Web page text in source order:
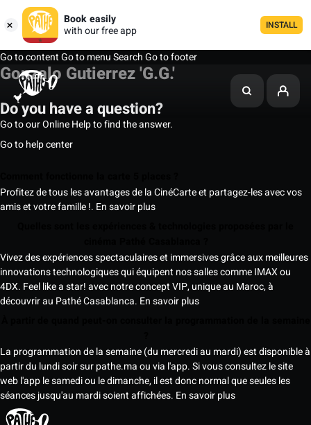
Book easily
with our free app
INSTALL
Go to contentGo to menuSearchGo to footer
Gonzalo Gutierrez 'G.G.'
Do you have a question?
Go to our Online Help to find the answer.
Go to help center
Profitez de tous les avantages de la CinéCarte et partagez-les avec vos
amis et votre famille !. En savoir plus
Vivez des expériences spectaculaires et immersives grâce aux meilleures
innovations technologiques qui équipent nos salles comme IMAX ou
4DX. Feel like a star! avec notre concept VIP, unique au Maroc, à
découvrir au Pathé Casablanca. En savoir plus
La programmation de la semaine (du mercredi au mardi) est disponible à
partir du lundi soir sur pathe.ma ou via l'app. Si vous consultez le site
web l'app le samedi ou le dimanche, il est donc normal que seules les
séances jusqu'au mardi soient affichées. En savoir plus